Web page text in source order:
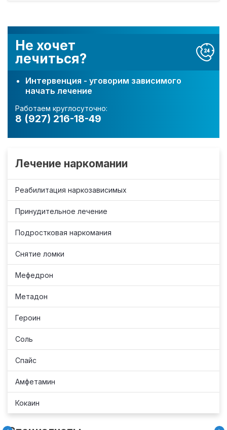
Не хочет
лечиться?
Интервенция - уговорим зависимого
начать лечение
Работаем круглосуточно:
8 (927) 216-18-49
Лечение наркомании
Реабилитация наркозависимых
Принудительное лечение
Подростковая наркомания
Снятие ломки
Мефедрон
Метадон
Героин
Соль
Спайс
Амфетамин
Кокаин